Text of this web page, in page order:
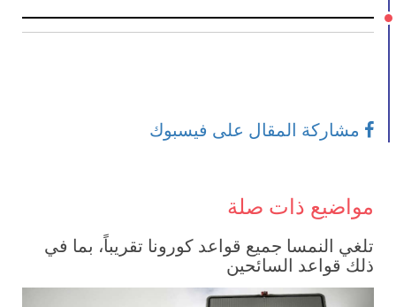
مشاركة المقال على فيسبوك
مواضيع ذات صلة
تلغي النمسا جميع قواعد كورونا تقريباً، بما في
ذلك قواعد السائحين